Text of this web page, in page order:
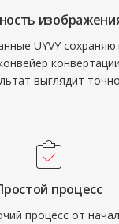
UYVY
выглядит
процесс
процесс от